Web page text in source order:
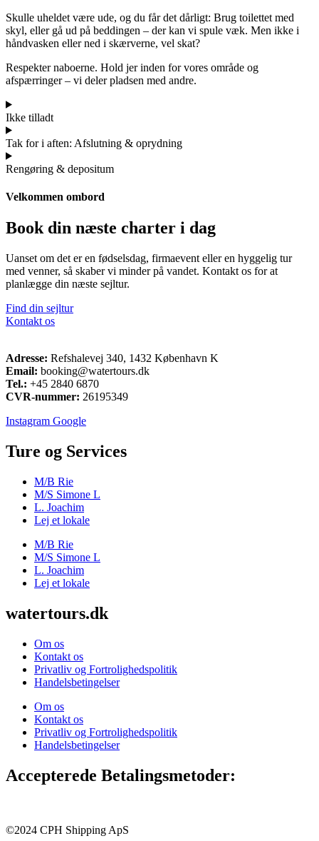
Skulle uheldet være ude, og du får det dårligt: Brug toilettet med
skyl, eller gå ud på beddingen – der kan vi spule væk. Men ikke i
håndvasken eller ned i skærverne, vel skat?
Respekter naboerne. Hold jer inden for vores område og
afspærringer – vi deler pladsen med andre.
Ikke tilladt
Tak for i aften: Afslutning & oprydning
Rengøring & depositum
Velkommen ombord
Book din næste charter i dag
Uanset om det er en fødselsdag, firmaevent eller en hyggelig tur
med venner, så skaber vi minder på vandet. Kontakt os for at
planlægge din næste sejltur.
Find din sejltur
Kontakt os
Adresse: Refshalevej 340, 1432 København K
Email: booking@watertours.dk
Tel.: +45 2840 6870
CVR-nummer: 26195349
Instagram Google
Ture og Services
M/B Rie
M/S Simone L
L. Joachim
Lej et lokale
M/B Rie
M/S Simone L
L. Joachim
Lej et lokale
watertours.dk
Om os
Kontakt os
Privatliv og Fortrolighedspolitik
Handelsbetingelser
Om os
Kontakt os
Privatliv og Fortrolighedspolitik
Handelsbetingelser
Accepterede Betalingsmetoder:
©2024 CPH Shipping ApS